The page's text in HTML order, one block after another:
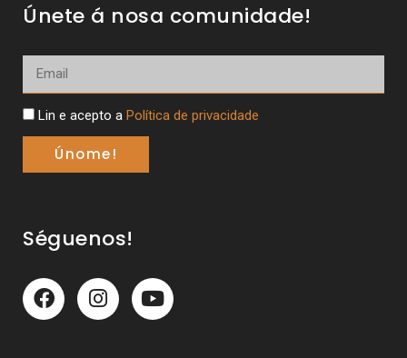
Únete á nosa comunidade!
Lin e acepto a Política de privacidade
Únome!
Séguenos!